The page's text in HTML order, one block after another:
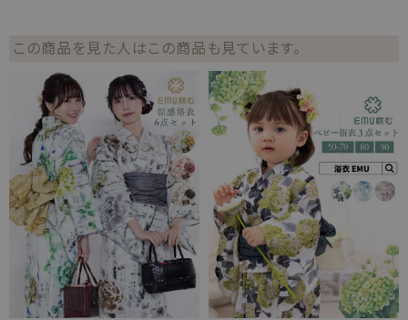
この商品を見た人はこの商品も見ています。